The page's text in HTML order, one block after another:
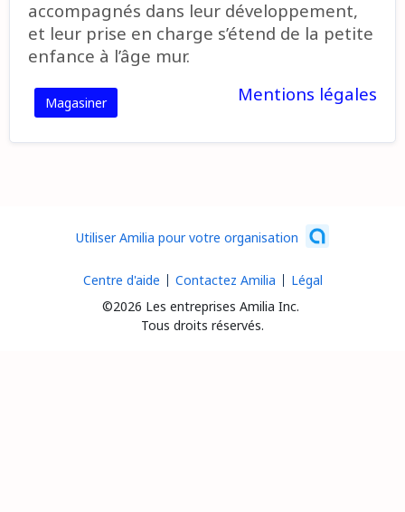
accompagnés dans leur développement,
et leur prise en charge s’étend de la petite
enfance à l’âge mur.
Magasiner Mentions légales
Utiliser Amilia pour votre organisation
©2026 Les entreprises Amilia Inc.
Tous droits réservés.
Centre d'aide Contactez Amilia Légal